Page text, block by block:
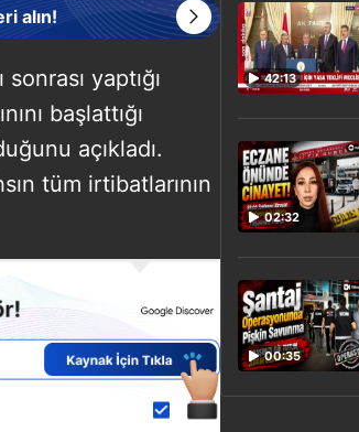
alın!
yaptığı
başlattığı
açıkladı.
tüm irtibatlarının
42:13
02:32
00:35